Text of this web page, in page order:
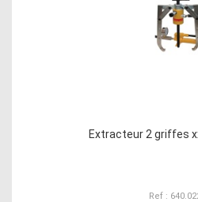
Extracteur 2 griffes
Ref :